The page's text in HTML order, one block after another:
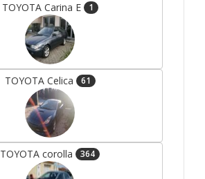
TOYOTA Carina E 1
TOYOTA Celica 61
TOYOTA corolla 364